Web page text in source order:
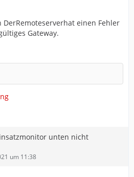
einen Fehler
Gateway.
unten nicht
um 11:38